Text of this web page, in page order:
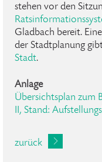
stehen vor den
Gladbach bereit.
der Stadtplanung
Stadt.
Anlage
Übersichtsplan zum
II, Stand:
zurück